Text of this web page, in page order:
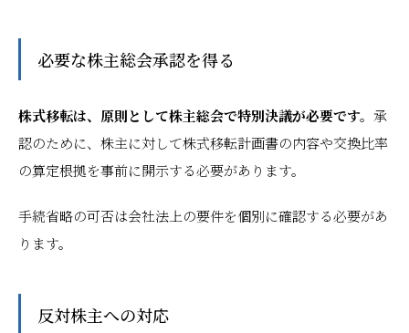
必要な株主総会承認を得る
株式移転は、原則として株主総会で特別決議が必要です。 承
認のために、株主に対して株式移転計画書の内容や交換比率
の算定根拠を事前に開示する必要があります。
手続省略の可否は会社法上の要件を個別に確認する必要があ
ります。
反対株主への対応